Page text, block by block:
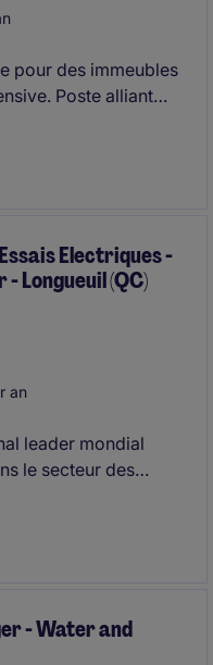
pour des immeubles
Poste alliant
Electriques -
Longueuil (QC)
an
leader mondial
le secteur des
pour prendre en
d'essais sur
- Water and